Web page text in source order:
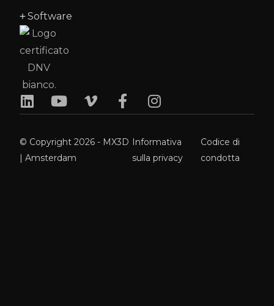
Software
© Copyright 2026 - MX3D
| Amsterdam
Informativa
sulla privacy
Codice di
condotta